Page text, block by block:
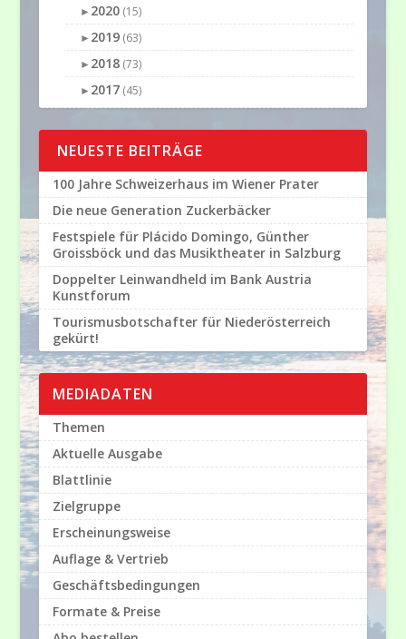
► 2020(15)
► 2019(63)
► 2018(73)
► 2017(45)
NEUESTE BEITRÄGE
100 Jahre Schweizerhaus im Wiener Prater
Die neue Generation Zuckerbäcker
Festspiele für Plácido Domingo, Günther
Groissböck und das Musiktheater in Salzburg
Doppelter Leinwandheld im Bank Austria
Kunstforum
Tourismusbotschafter für Niederösterreich
gekürt!
MEDIADATEN
Themen
Aktuelle Ausgabe
Blattlinie
Zielgruppe
Erscheinungsweise
Auflage & Vertrieb
Geschäftsbedingungen
Formate & Preise